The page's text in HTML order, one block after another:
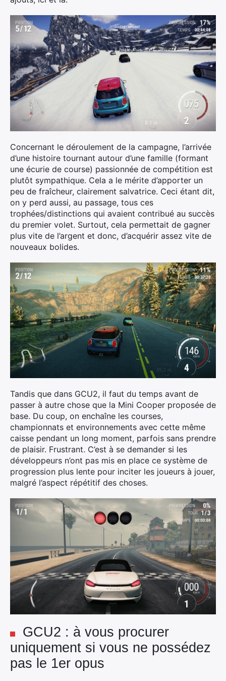
Concernant le déroulement de la campagne, l’arrivée
d’une histoire tournant autour d’une famille (formant
une écurie de course) passionnée de compétition est
plutôt sympathique. Cela a le mérite d’apporter un
peu de fraîcheur, clairement salvatrice. Ceci étant dit,
on y perd aussi, au passage, tous ces
trophées/distinctions qui avaient contribué au succès
du premier volet. Surtout, cela permettait de gagner
plus vite de l’argent et donc, d’acquérir assez vite de
nouveaux bolides.
Tandis que dans GCU2, il faut du temps avant de
passer à autre chose que la Mini Cooper proposée de
base. Du coup, on enchaîne les courses,
championnats et environnements avec cette même
caisse pendant un long moment, parfois sans prendre
de plaisir. Frustrant. C’est à se demander si les
développeurs n’ont pas mis en place ce système de
progression plus lente pour inciter les joueurs à jouer,
malgré l’aspect répétitif des choses.
GCU2 : à vous procurer
uniquement si vous ne possédez
pas le 1er opus